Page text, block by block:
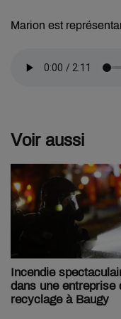
Marion est
Voir aussi
Incendie
dans une entreprise
recyclage à Baugy